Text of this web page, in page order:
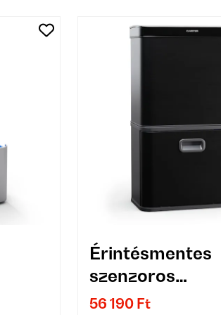
Érintésmentes
szenzoros
szemétkosár 56 l
56 190 Ft